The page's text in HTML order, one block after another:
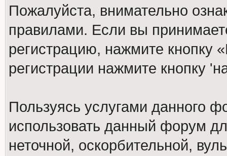
Пожалуйста, внимательно
правилами. Если вы
регистрацию, нажмите кнопку
регистрации нажмите кнопку
Пользуясь услугами данного
использовать данный форум
неточной, оскорбительной,